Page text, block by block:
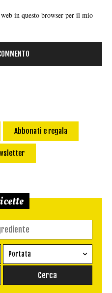
in questo browser per il mio
Abbonati e regala
Portata
Conserva